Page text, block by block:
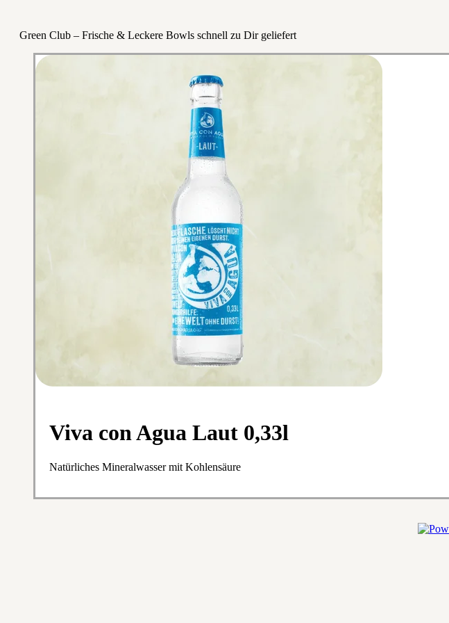
Green Club – Frische & Leckere Bowls schnell zu Dir geliefert
Viva con Agua Laut 0,33l
Natürliches Mineralwasser mit Kohlensäure